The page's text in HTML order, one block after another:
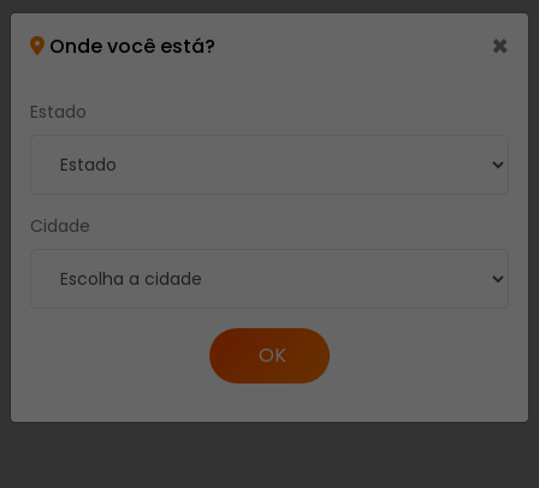
Onde você está? ×
Estado
Cidade
OK